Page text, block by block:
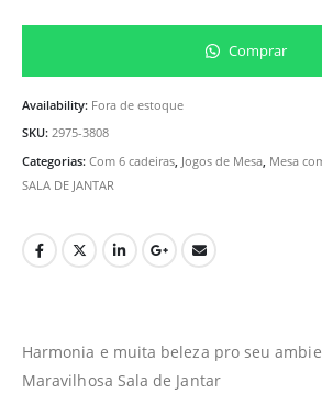
Comprar
Availability: Fora de estoque
SKU: 2975-3808
Categorias: Com 6 cadeiras, Jogos de Mesa, Mesa
SALA DE JANTAR
Harmonia e muita beleza pro seu
Maravilhosa Sala de Jantar